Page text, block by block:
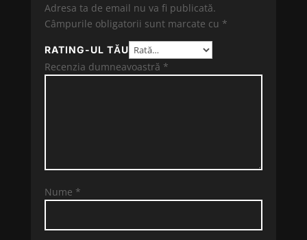
Adresa ta de email nu va fi publicată.
Câmpurile obligatorii sunt marcate cu *
RATING-UL TĂU
Recenzia dumneavoastră *
Nume *